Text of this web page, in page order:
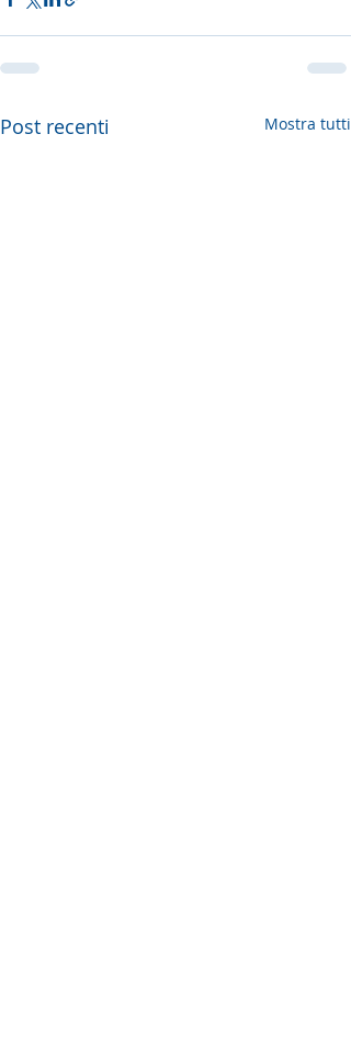
Post recenti Mostra tutti